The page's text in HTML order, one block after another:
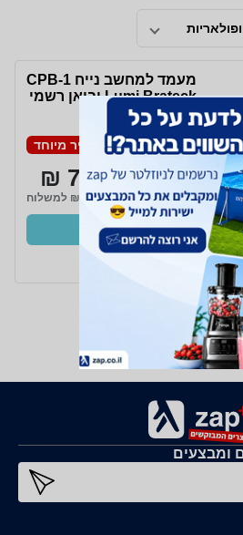
‏מעמד למחשב נייח CPB-1
Lumi Brateck יבואן רשמי
מחיר מיוחד
79 ₪
₪20 למשלוח
קנו עכשיו
ב- Zap
ומבצעים